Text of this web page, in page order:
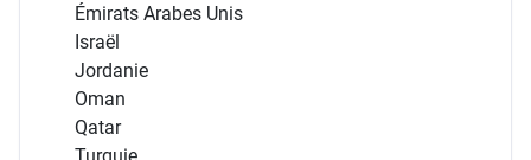
Émirats Arabes Unis
Israël
Jordanie
Oman
Qatar
Turquie